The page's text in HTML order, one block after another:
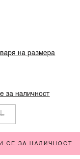
на размера
за наличност
L
СЕ ЗА НАЛИЧНОСТ